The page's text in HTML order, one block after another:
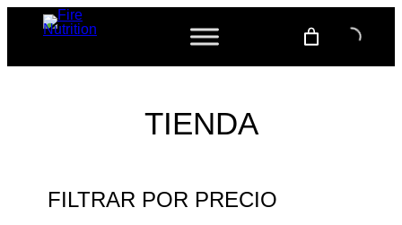
TIENDA
FILTRAR POR PRECIO